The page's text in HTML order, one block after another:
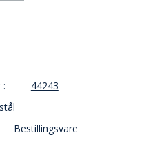
:
44243
Bestillingsvare